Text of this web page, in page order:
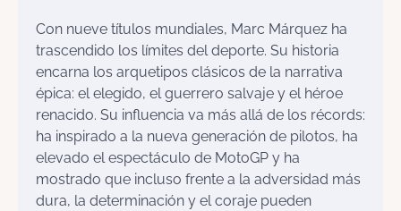
Con nueve títulos mundiales, Marc Márquez ha
trascendido los límites del deporte. Su historia
encarna los arquetipos clásicos de la narrativa
épica: el elegido, el guerrero salvaje y el héroe
renacido. Su influencia va más allá de los récords:
ha inspirado a la nueva generación de pilotos, ha
elevado el espectáculo de MotoGP y ha
mostrado que incluso frente a la adversidad más
dura, la determinación y el coraje pueden